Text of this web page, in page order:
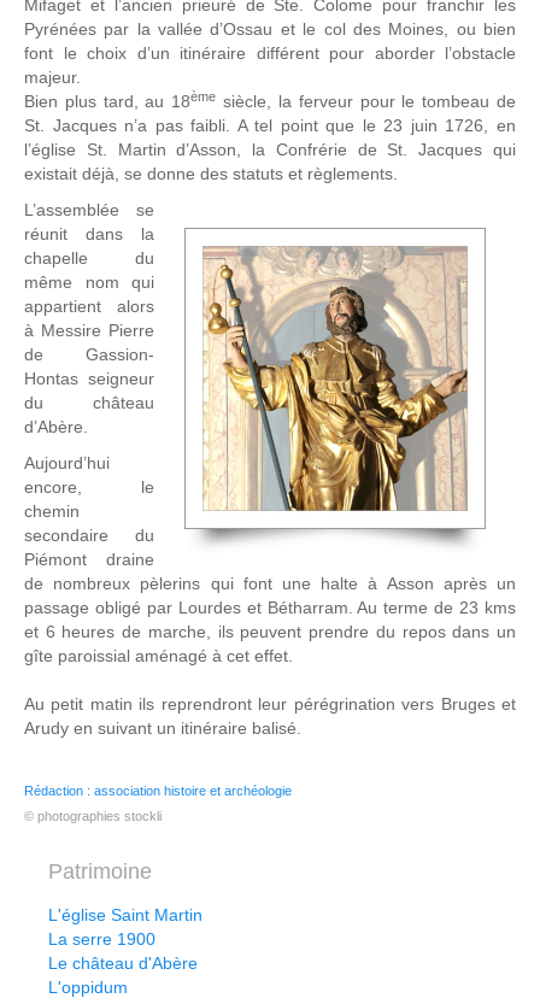
Mifaget et l’ancien prieuré de Ste. Colome pour franchir les
Pyrénées par la vallée d’Ossau et le col des Moines, ou bien
font le choix d’un itinéraire différent pour aborder l’obstacle
majeur.
Bien plus tard, au 18ème siècle, la ferveur pour le tombeau de
St. Jacques n’a pas faibli. A tel point que le 23 juin 1726, en
l’église St. Martin d’Asson, la Confrérie de St. Jacques qui
existait déjà, se donne des statuts et règlements.
L’assemblée se
réunit dans la
chapelle du
même nom qui
appartient alors
à Messire Pierre
de Gassion-
Hontas seigneur
du château
d’Abère.
Aujourd’hui
encore, le
chemin
secondaire du
Piémont draine
de nombreux pèlerins qui font une halte à Asson après un
passage obligé par Lourdes et Bétharram. Au terme de 23 kms
et 6 heures de marche, ils peuvent prendre du repos dans un
gîte paroissial aménagé à cet effet.
Au petit matin ils reprendront leur pérégrination vers Bruges et
Arudy en suivant un itinéraire balisé.
Rédaction : association histoire et archéologie
© photographies stockli
Patrimoine
L'église Saint Martin
La serre 1900
Le château d'Abère
L'oppidum